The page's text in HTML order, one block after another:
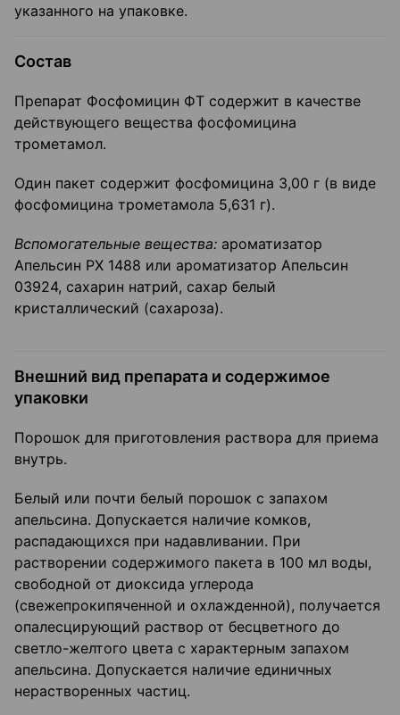
указанного на упаковке.
Состав
Препарат Фосфомицин ФТ содержит в качестве
действующего вещества фосфомицина
трометамол.
Один пакет содержит фосфомицина 3,00 г (в виде
фосфомицина трометамола 5,631 г).
Вспомогательные вещества: ароматизатор
Апельсин РХ 1488 или ароматизатор Апельсин
03924, сахарин натрий, сахар белый
кристаллический (сахароза).
Внешний вид препарата и содержимое
упаковки
Порошок для приготовления раствора для приема
внутрь.
Белый или почти белый порошок с запахом
апельсина. Допускается наличие комков,
распадающихся при надавливании. При
растворении содержимого пакета в 100 мл воды,
свободной от диоксида углерода
(свежепрокипяченной и охлажденной), получается
опалесцирующий раствор от бесцветного до
светло-желтого цвета с характерным запахом
апельсина. Допускается наличие единичных
нерастворенных частиц.